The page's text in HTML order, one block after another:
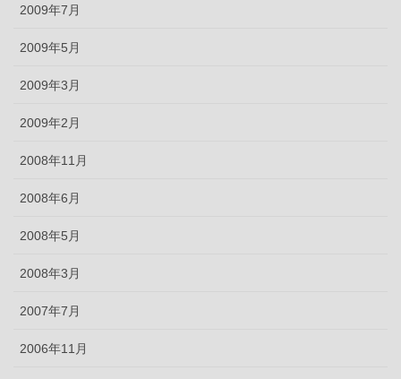
2009年7月
2009年5月
2009年3月
2009年2月
2008年11月
2008年6月
2008年5月
2008年3月
2007年7月
2006年11月